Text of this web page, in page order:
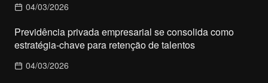
04/03/2026
Previdência privada empresarial se consolida como
estratégia-chave para retenção de talentos
04/03/2026